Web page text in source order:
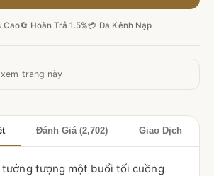
Cao🔄 Hoàn Trả 1.5%💳 Đa Kênh Nạp
trang này
Đánh Giá (2,702) Giao Dịch
tưởng tượng một buổi tối cuồng